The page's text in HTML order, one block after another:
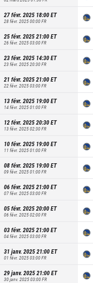
27 févr. 2025 18:00ET
28 févr. 2025 00:00FR
25 févr. 2025 21:00ET
26 févr. 2025 03:00FR
23 févr. 2025 14:30ET
23 févr. 2025 20:30FR
21 févr. 2025 21:00ET
22 févr. 2025 03:00FR
13 févr. 2025 19:00ET
14 févr. 2025 01:00FR
12 févr. 2025 20:30ET
13 févr. 2025 02:30FR
10 févr. 2025 19:00ET
11 févr. 2025 01:00FR
08 févr. 2025 19:00ET
09 févr. 2025 01:00FR
06 févr. 2025 21:00ET
07 févr. 2025 03:00FR
05 févr. 2025 20:00ET
06 févr. 2025 02:00FR
03 févr. 2025 21:00ET
04 févr. 2025 03:00FR
31 janv. 2025 21:00ET
01 févr. 2025 03:00FR
29 janv. 2025 21:00ET
30 janv. 2025 03:00FR